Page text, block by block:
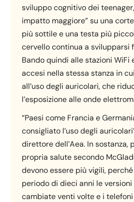
sviluppo cognitivo dei
impatto maggiore” su una
più sottile e una testa più
cervello continua a svilupparsi
Bando quindi alle stazioni WiFi
accesi nella stessa stanza in
all’uso degli auricolari, che
l’esposizione alle onde
“Paesi come Francia e
consigliato l’uso degli
direttore dell’Aea. In sostanza,
propria salute secondo
devono essere più vigili,
periodo di dieci anni le
cambiate venti volte e i